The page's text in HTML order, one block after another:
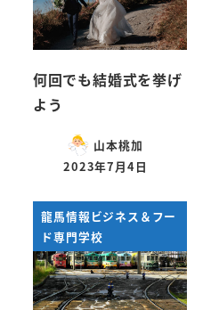
何回でも結婚式を挙げ
よう
山本桃加
投稿日
2023年7月4日
龍馬情報ビジネス＆フー
ド専門学校